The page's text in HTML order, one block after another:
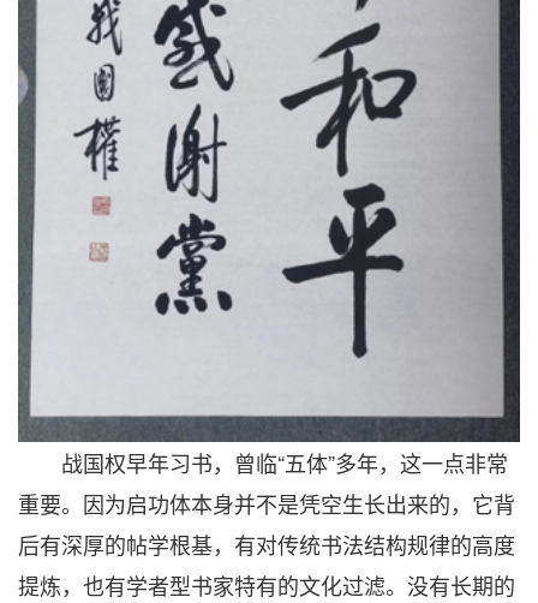
战国权早年习书，曾临“五体”多年，这一点非常
重要。因为启功体本身并不是凭空生长出来的，它背
后有深厚的帖学根基，有对传统书法结构规律的高度
提炼，也有学者型书家特有的文化过滤。没有长期的